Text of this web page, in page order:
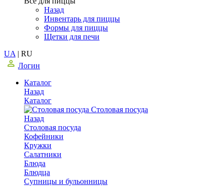
Назад
Инвентарь для пиццы
Формы для пиццы
Щетки для печи
UA | RU
Логин
Каталог
Назад
Каталог
Столовая посуда
Назад
Столовая посуда
Кофейники
Кружки
Салатники
Блюда
Блюдца
Супницы и бульонницы